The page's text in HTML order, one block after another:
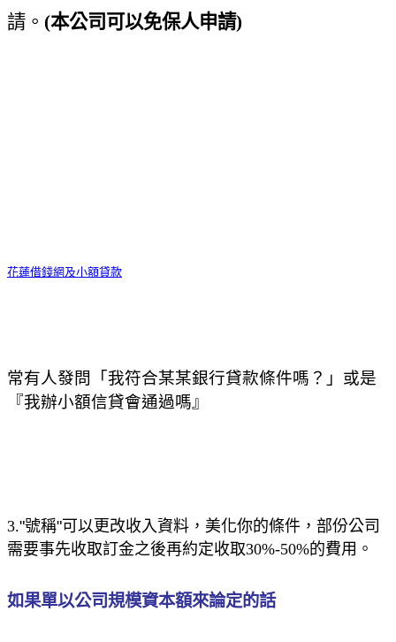
請。 (本公司可以免保人申請)
花蓮借錢網及小額貸款
常有人發問「我符合某某銀行貸款條件嗎？」或是
『我辦小額信貸會通過嗎』
3."號稱"可以更改收入資料，美化你的條件，部份公司
需要事先收取訂金之後再約定收取30%-50%的費用。
如果單以公司規模資本額來論定的話